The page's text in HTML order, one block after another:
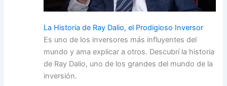
La Historia de Ray Dalio, el Prodigioso Inversor
Es uno de los inversores más influyentes del
mundo y ama explicar a otros. Descubrí la historia
de Ray Dalio, uno de los grandes del mundo de la
inversión.